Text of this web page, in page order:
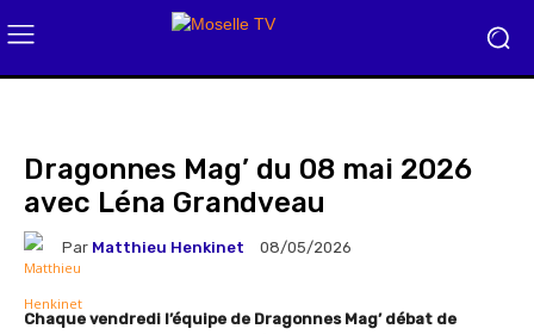
Dragonnes Mag’ du 08 mai 2026
avec Léna Grandveau
Par Matthieu Henkinet 08/05/2026
Chaque vendredi l’équipe de Dragonnes Mag’ débat de